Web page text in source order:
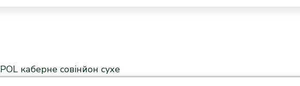
каберне совінйон сухе